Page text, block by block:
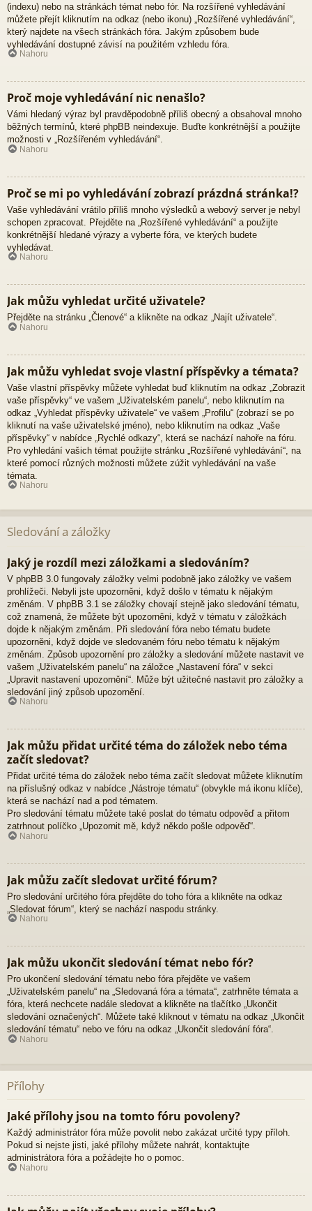
(indexu) nebo na stránkách témat nebo fór. Na rozšířené vyhledávání
můžete přejít kliknutím na odkaz (nebo ikonu) „Rozšířené vyhledávání“,
který najdete na všech stránkách fóra. Jakým způsobem bude
vyhledávání dostupné závisí na použitém vzhledu fóra.
Nahoru
Proč moje vyhledávání nic nenašlo?
Vámi hledaný výraz byl pravděpodobně příliš obecný a obsahoval mnoho
běžných termínů, které phpBB neindexuje. Buďte konkrétnější a použijte
možnosti v „Rozšířeném vyhledávání“.
Nahoru
Proč se mi po vyhledávání zobrazí prázdná stránka!?
Vaše vyhledávání vrátilo příliš mnoho výsledků a webový server je nebyl
schopen zpracovat. Přejděte na „Rozšířené vyhledávání“ a použijte
konkrétnější hledané výrazy a vyberte fóra, ve kterých budete
vyhledávat.
Nahoru
Jak můžu vyhledat určité uživatele?
Přejděte na stránku „Členové“ a klikněte na odkaz „Najít uživatele“.
Nahoru
Jak můžu vyhledat svoje vlastní příspěvky a témata?
Vaše vlastní příspěvky můžete vyhledat buď kliknutím na odkaz „Zobrazit
vaše příspěvky“ ve vašem „Uživatelském panelu“, nebo kliknutím na
odkaz „Vyhledat příspěvky uživatele“ ve vašem „Profilu“ (zobrazí se po
kliknutí na vaše uživatelské jméno), nebo kliknutím na odkaz „Vaše
příspěvky“ v nabídce „Rychlé odkazy“, která se nachází nahoře na fóru.
Pro vyhledání vašich témat použijte stránku „Rozšířené vyhledávání“, na
které pomocí různých možnosti můžete zúžit vyhledávání na vaše
témata.
Nahoru
Sledování a záložky
Jaký je rozdíl mezi záložkami a sledováním?
V phpBB 3.0 fungovaly záložky velmi podobně jako záložky ve vašem
prohlížeči. Nebyli jste upozorněni, když došlo v tématu k nějakým
změnám. V phpBB 3.1 se záložky chovají stejně jako sledování tématu,
což znamená, že můžete být upozorněni, když v tématu v záložkách
dojde k nějakým změnám. Při sledování fóra nebo tématu budete
upozorněni, když dojde ve sledovaném fóru nebo tématu k nějakým
změnám. Způsob upozornění pro záložky a sledování můžete nastavit ve
vašem „Uživatelském panelu“ na záložce „Nastavení fóra“ v sekci
„Upravit nastavení upozornění“. Může být užitečné nastavit pro záložky a
sledování jiný způsob upozornění.
Nahoru
Jak můžu přidat určité téma do záložek nebo téma
začít sledovat?
Přidat určité téma do záložek nebo téma začít sledovat můžete kliknutím
na příslušný odkaz v nabídce „Nástroje tématu“ (obvykle má ikonu klíče),
která se nachází nad a pod tématem.
Pro sledování tématu můžete také poslat do tématu odpověď a přitom
zatrhnout políčko „Upozornit mě, když někdo pošle odpověď“.
Nahoru
Jak můžu začít sledovat určité fórum?
Pro sledování určitého fóra přejděte do toho fóra a klikněte na odkaz
„Sledovat fórum“, který se nachází naspodu stránky.
Nahoru
Jak můžu ukončit sledování témat nebo fór?
Pro ukončení sledování tématu nebo fóra přejděte ve vašem
„Uživatelském panelu“ na „Sledovaná fóra a témata“, zatrhněte témata a
fóra, která nechcete nadále sledovat a klikněte na tlačítko „Ukončit
sledování označených“. Můžete také kliknout v tématu na odkaz „Ukončit
sledování tématu“ nebo ve fóru na odkaz „Ukončit sledování fóra“.
Nahoru
Přílohy
Jaké přílohy jsou na tomto fóru povoleny?
Každý administrátor fóra může povolit nebo zakázat určité typy příloh.
Pokud si nejste jisti, jaké přílohy můžete nahrát, kontaktujte
administrátora fóra a požádejte ho o pomoc.
Nahoru